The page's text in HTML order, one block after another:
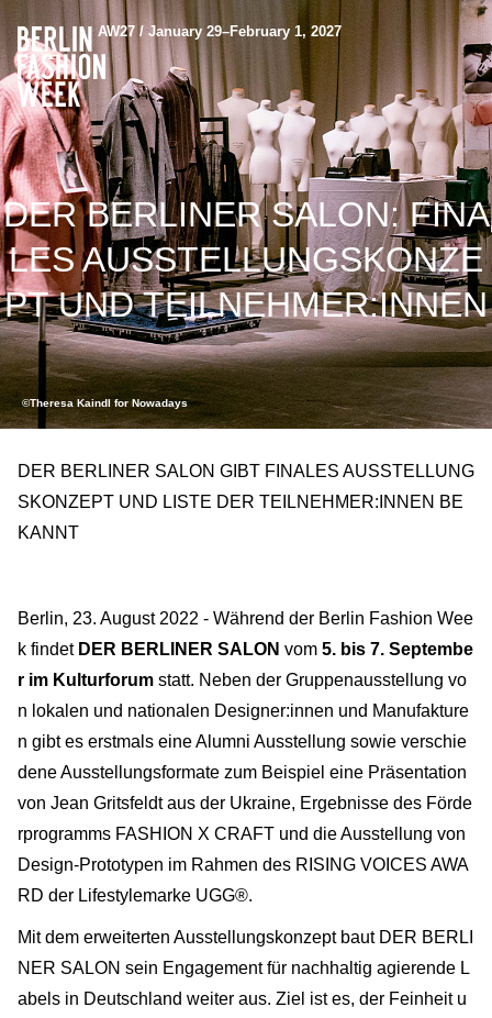
AW27 / January 29–February 1, 2027
DER BERLINER SALON: FINA
LES AUSSTELLUNGSKONZE
PT UND TEILNEHMER:INNEN
©Theresa Kaindl for Nowadays
DER BERLINER SALON GIBT FINALES AUSSTELLUNG
SKONZEPT UND LISTE DER TEILNEHMER:INNEN BE
KANNT
Berlin, 23. August 2022 - Während der Berlin Fashion Wee
k findet DER BERLINER SALON vom 5. bis 7. Septembe
r im Kulturforum statt. Neben der Gruppenausstellung vo
n lokalen und nationalen Designer:innen und Manufakture
n gibt es erstmals eine Alumni Ausstellung sowie verschie
dene Ausstellungsformate zum Beispiel eine Präsentation
von Jean Gritsfeldt aus der Ukraine, Ergebnisse des Förde
rprogramms FASHION X CRAFT und die Ausstellung von
Design-Prototypen im Rahmen des RISING VOICES AWA
RD der Lifestylemarke UGG®.
Mit dem erweiterten Ausstellungskonzept baut DER BERLI
NER SALON sein Engagement für nachhaltig agierende L
abels in Deutschland weiter aus. Ziel ist es, der Feinheit u